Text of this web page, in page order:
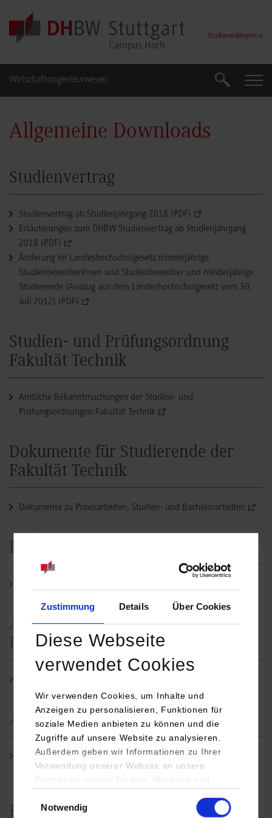
Zustimmung Details Über Cookies
Diese Webseite
verwendet Cookies
Wir verwenden Cookies, um Inhalte und
Anzeigen zu personalisieren, Funktionen für
soziale Medien anbieten zu können und die
Zugriffe auf unsere Website zu analysieren.
Außerdem geben wir Informationen zu Ihrer
Verwendung unserer Website an unsere
Partner für soziale Medien, Werbung und
YouTube, Google Maps) führen diese
Notwendig
Skip to main content
Studierendenportal
Wirtschaftsingenieurwesen Suche
Allgemeine Downloads
Studienvertrag
Studienvertrag ab Studienjahrgang 2018 (PDF)
Erläuterungen zum DHBW Studienvertrag ab Studienjahrgang
2018 (PDF)
Änderung im Landeshochschulgesetz minderjährige
Studienbewerberinnen und Studienbewerber und minderjährige
Studierende (Auszug aus dem Landeshochschulgesetz vom 30.
Juli 2012) (PDF)
Studien- und Prüfungsordnung
Fakultät Technik
Amtliche Bekanntmachungen der Studien- und
Prüfungsordnungen Fakultät Technik
Dokumente für Studierende der
Fakultät Technik
Dokumente zu Praxisarbeiten, Studien- und Bachelorarbeiten
Bescheinigungen & Co.
Antrag auf Immatrikulation
Fakultät Technik
Antrag auf Beurlaubung
Antrag auf Beurlaubung gem. § 61 Landeshochschulgesetz
(Fakultät Technik) (PDF)
Krankheitsbedingte Abwesenheit